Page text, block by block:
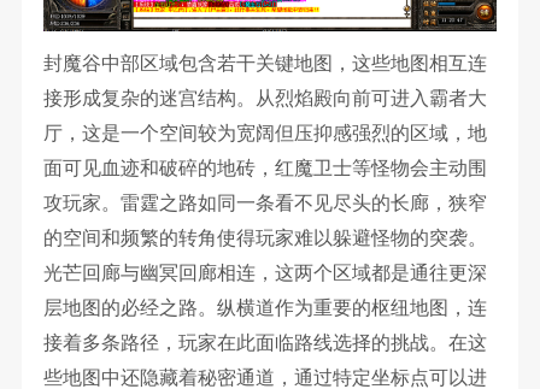
封魔谷中部区域包含若干关键地图，这些地图相互连
接形成复杂的迷宫结构。从烈焰殿向前可进入霸者大
厅，这是一个空间较为宽阔但压抑感强烈的区域，地
面可见血迹和破碎的地砖，红魔卫士等怪物会主动围
攻玩家。雷霆之路如同一条看不见尽头的长廊，狭窄
的空间和频繁的转角使得玩家难以躲避怪物的突袭。
光芒回廊与幽冥回廊相连，这两个区域都是通往更深
层地图的必经之路。纵横道作为重要的枢纽地图，连
接着多条路径，玩家在此面临路线选择的挑战。在这
些地图中还隐藏着秘密通道，通过特定坐标点可以进